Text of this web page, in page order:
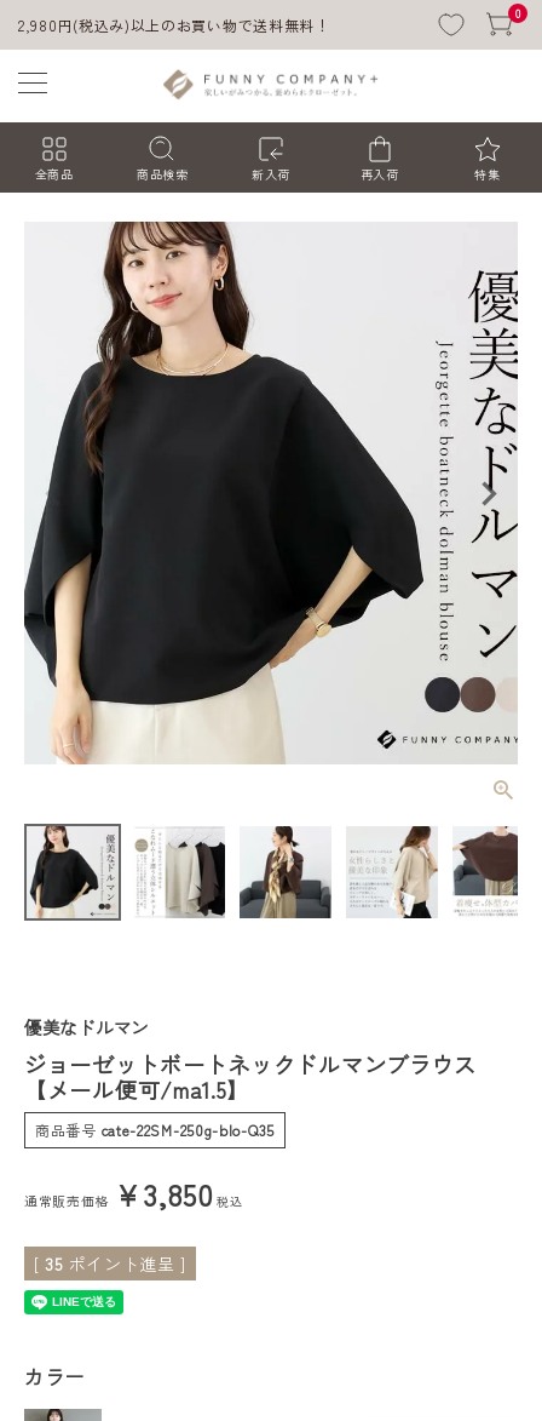
2,980円(税込み)以上のお買い物で送料無料！
0
全商品 商品検索 新入荷 再入荷 特集
ACCOUNT MENU
ようこそ ゲスト 様
ログイン
ジョーゼット
ボートネック
ル便可/ma1.
5】
ファッション雑貨
会員ステージ特典プログラムについて
ご利用ガイド
優美なドルマン
ジョーゼットボートネックドルマンブラウス
【メール便可/ma1.5】
商品番号 cate-22SM-250g-blo-Q35
通常販売価格 ¥3,850 税込
[ 35 ポイント進呈 ]
カラー